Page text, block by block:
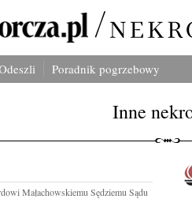
Poradnik pogrzebowy
Inne
Małachowskiemu Sędziemu Sądu